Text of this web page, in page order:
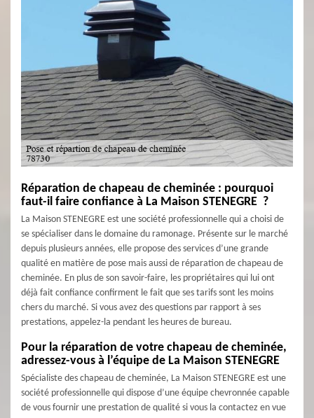
Réparation de chapeau de cheminée : pourquoi
faut-il faire confiance à La Maison STENEGRE ?
La Maison STENEGRE est une société professionnelle qui a choisi de
se spécialiser dans le domaine du ramonage. Présente sur le marché
depuis plusieurs années, elle propose des services d’une grande
qualité en matière de pose mais aussi de réparation de chapeau de
cheminée. En plus de son savoir-faire, les propriétaires qui lui ont
déjà fait confiance confirment le fait que ses tarifs sont les moins
chers du marché. Si vous avez des questions par rapport à ses
prestations, appelez-la pendant les heures de bureau.
Pour la réparation de votre chapeau de cheminée,
adressez-vous à l’équipe de La Maison STENEGRE
Spécialiste des chapeau de cheminée, La Maison STENEGRE est une
société professionnelle qui dispose d’une équipe chevronnée capable
de vous fournir une prestation de qualité si vous la contactez en vue